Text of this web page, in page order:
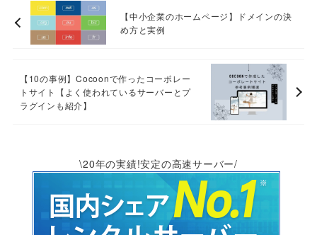
【中小企業のホームページ】ドメインの決
め方と実例
【10の事例】Cocoonで作ったコーポレー
トサイト【よく使われているサーバーとプ
ラグインも紹介】
\20年の実績!安定の高速サーバー/